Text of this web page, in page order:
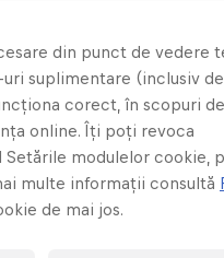
mai mult timp decât
din punct de vedere
suplimentare (inclusiv
corect, în scopuri de
online. Îți poți revoca
modulelor cookie,
multe informații consultă
de mai jos.